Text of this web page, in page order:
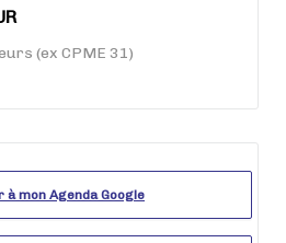
(ex CPME 31)
à mon Agenda Google